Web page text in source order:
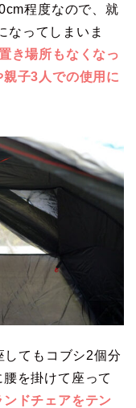
程度なので、就
なってしまいま
き場所もなくなっ
子3人での使用に
てもコブシ2個分
を掛けて座って
ンドチェアをテン